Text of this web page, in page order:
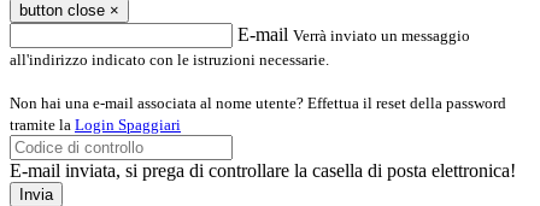
button close ×
E-mail Verrà inviato un messaggio
all'indirizzo indicato con le istruzioni necessarie.
Non hai una e-mail associata al nome utente? Effettua il reset della password
tramite la Login Spaggiari
E-mail inviata, si prega di controllare la casella di posta elettronica!